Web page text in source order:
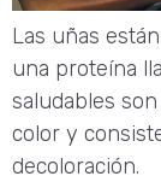
Las uñas
una proteína
saludables
color y
decoloración.